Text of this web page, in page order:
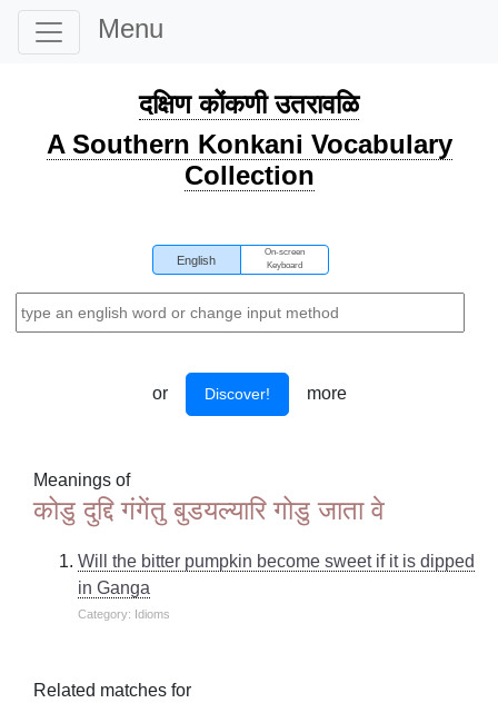
Menu
दक्षिण कोंकणी उतरावळि
A Southern Konkani Vocabulary
Collection
English
On-screen
Keyboard
or Discover! more
Meanings of
कोडु दुद्दि गंगेंतु बुडयल्यारि गोडु जाता वे
Will the bitter pumpkin become sweet if it is dipped
in Ganga
Category: Idioms
Related matches for